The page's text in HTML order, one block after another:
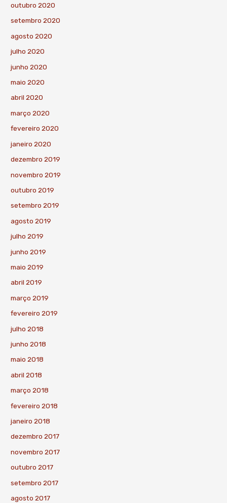
outubro 2020
setembro 2020
agosto 2020
julho 2020
junho 2020
maio 2020
abril 2020
março 2020
fevereiro 2020
janeiro 2020
dezembro 2019
novembro 2019
outubro 2019
setembro 2019
agosto 2019
julho 2019
junho 2019
maio 2019
abril 2019
março 2019
fevereiro 2019
julho 2018
junho 2018
maio 2018
abril 2018
março 2018
fevereiro 2018
janeiro 2018
dezembro 2017
novembro 2017
outubro 2017
setembro 2017
agosto 2017